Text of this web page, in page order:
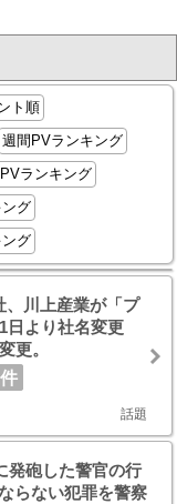
ト順
週間PVランキング
ランキング
グ
グ
、川上産業が「プ
日より社名変更
更。
話題
発砲した警官の行
らない犯罪を警察